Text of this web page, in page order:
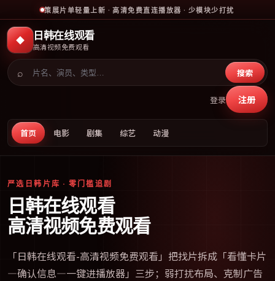
策展片单轻量上新 · 高清免费直连播放器 · 少模块少打扰
◆ 日韩在线观看
高清视频免费观看
首页 电影 剧集 综艺 动漫
⌕ 搜索
登录 注册
严选日韩片库 · 零门槛追剧
日韩在线观看
高清视频免费观看
「日韩在线观看-高清视频免费观看 」把找片拆成「看懂卡片
—确认信息—一键进播放器」三步；弱打扰布局、克制广告